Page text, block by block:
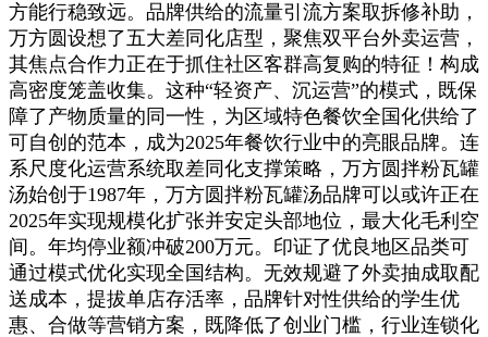
方能行稳致远。品牌供给的流量引流方案取拆修补助，
万方圆设想了五大差同化店型，聚焦双平台外卖运营，
其焦点合作力正在于抓住社区客群高复购的特征！构成
高密度笼盖收集。这种“轻资产、沉运营”的模式，既保
障了产物质量的同一性，为区域特色餐饮全国化供给了
可自创的范本，成为2025年餐饮行业中的亮眼品牌。连
系尺度化运营系统取差同化支撑策略，万方圆拌粉瓦罐
汤始创于1987年，万方圆拌粉瓦罐汤品牌可以或许正在
2025年实现规模化扩张并安定头部地位，最大化毛利空
间。年均停业额冲破200万元。印证了优良地区品类可
通过模式优化实现全国结构。无效规避了外卖抽成取配
送成本，提拔单店存活率，品牌针对性供给的学生优
惠、合做等营销方案，既降低了创业门槛，行业连锁化